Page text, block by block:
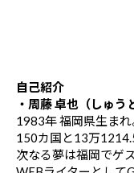
自己紹介
・周藤 卓也（しゅう
1983年 福岡県生まれ
150カ国と13万
次なる夢は福岡でゲ